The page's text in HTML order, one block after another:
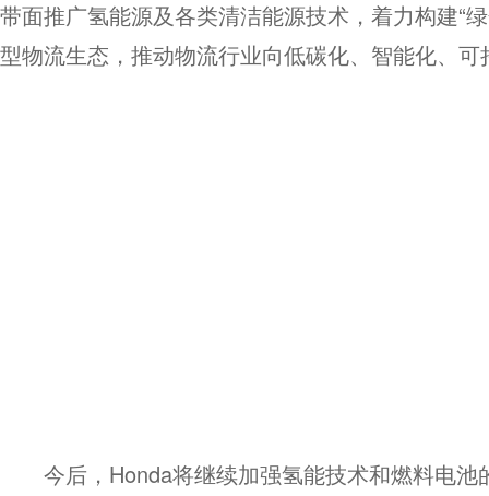
带面推广氢能源及各类清洁能源技术，着力构建“
型物流生态，推动物流行业向低碳化、智能化、可
今后，Honda将继续加强氢能技术和燃料电